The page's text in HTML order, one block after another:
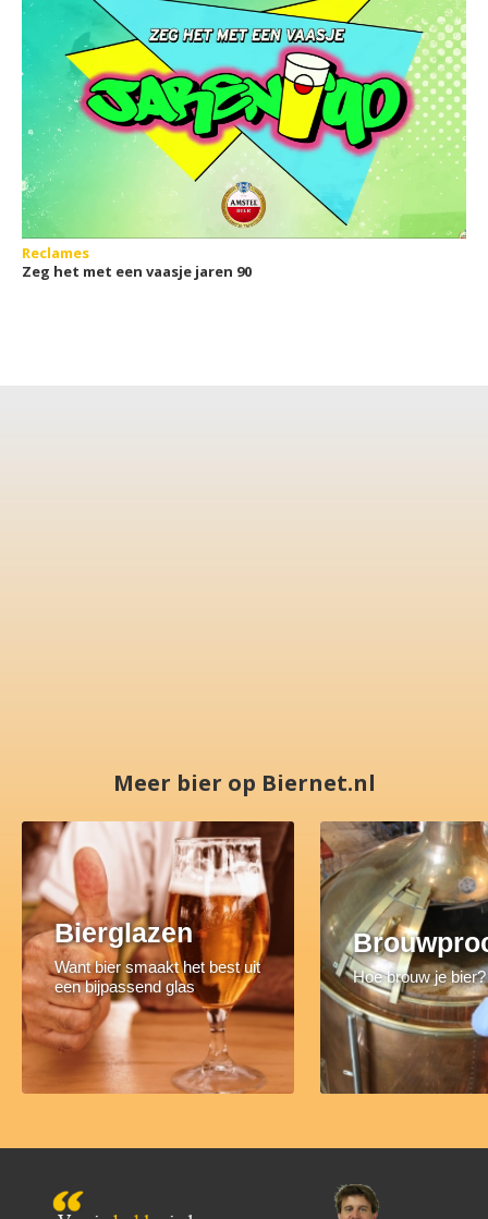
Reclames
Zeg het met een vaasje jaren 90
Meer bier op Biernet.nl
Bierglazen
Want bier smaakt het best uit
een bijpassend glas
Hoe brouw je bier?